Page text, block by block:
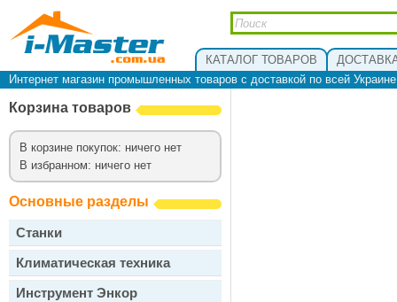
КАТАЛОГ ТОВАРОВ
Интернет магазин промышленных товаров с доставкой по всей
Корзина товаров
В корзине покупок: ничего нет
В избранном: ничего нет
Основные разделы
Станки
Климатическая техника
Инструмент Энкор